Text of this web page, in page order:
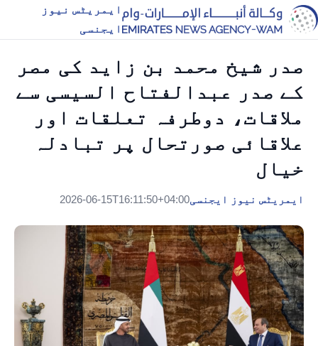
ایمریٹس نیوز
ایجنسی
صدر شیخ محمد بن زاید کی مصر
کے صدر عبدالفتاح السیسی سے
ملاقات، دوطرفہ تعلقات اور
علاقائی صورتحال پر تبادلہ
خیال
ایمریٹس نیوز ایجنسی2026-06-15T16:11:50+04:00